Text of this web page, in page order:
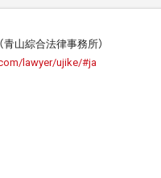
（青山綜合法律事務所）
lawyer/ujike/#ja